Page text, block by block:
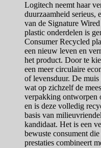
Logitech neemt haar
duurzaamheid serieus,
van de Signature
plastic onderdelen is
Consumer Recycled
een nieuw leven en
het product. Door te
een meer circulaire
of levensduur. De
wat op zichzelf de
verpakking ontworpen
en is deze volledig
basis van
kandidaat. Het is een
bewuste consument
prestaties combineert